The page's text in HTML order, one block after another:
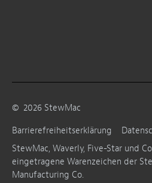
© 2026 StewMac
Barrierefreiheitserklärung
StewMac, Waverly, Five-Star und
eingetragene Warenzeichen der
Manufacturing Co.